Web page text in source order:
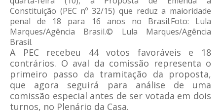
Constituição (PEC nº 32/15) que reduz a maioridade
penal de 18 para 16 anos no Brasil.Foto: Lula
Marques/Agência Brasil.© Lula Marques/Agência
Brasil.
A PEC recebeu 44 votos favoráveis e 18
contrários. O aval da comissão representa o
primeiro passo da tramitação da proposta,
que agora seguirá para análise de uma
comissão especial antes de ser votada em dois
turnos, no Plenário da Casa.